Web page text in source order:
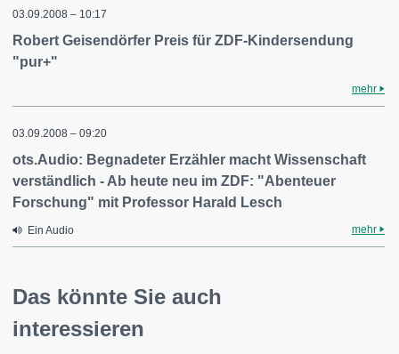
03.09.2008 – 10:17
Robert Geisendörfer Preis für ZDF-Kindersendung
"pur+"
mehr
03.09.2008 – 09:20
ots.Audio: Begnadeter Erzähler macht Wissenschaft
verständlich - Ab heute neu im ZDF: "Abenteuer
Forschung" mit Professor Harald Lesch
Ein Audio mehr
Das könnte Sie auch
interessieren